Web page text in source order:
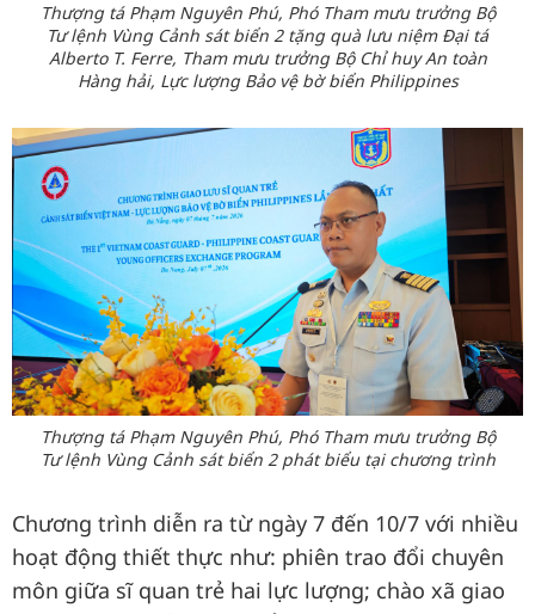
Thượng tá Phạm Nguyên Phú, Phó Tham mưu trưởng Bộ
Tư lệnh Vùng Cảnh sát biển 2 tặng quà lưu niệm Đại tá
Alberto T. Ferre, Tham mưu trưởng Bộ Chỉ huy An toàn
Hàng hải, Lực lượng Bảo vệ bờ biển Philippines
Thượng tá Phạm Nguyên Phú, Phó Tham mưu trưởng Bộ
Tư lệnh Vùng Cảnh sát biển 2 phát biểu tại chương trình
Chương trình diễn ra từ ngày 7 đến 10/7 với nhiều
hoạt động thiết thực như: phiên trao đổi chuyên
môn giữa sĩ quan trẻ hai lực lượng; chào xã giao